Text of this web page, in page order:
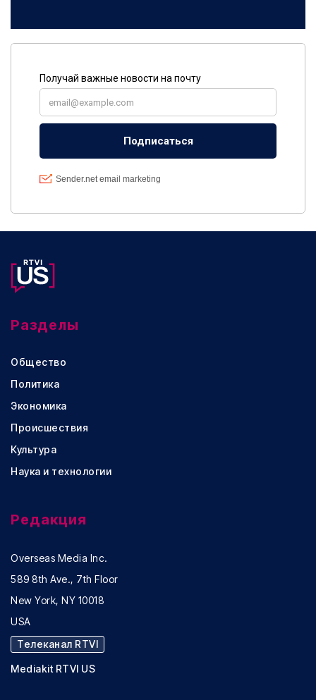
Разделы
Общество
Политика
Экономика
Происшествия
Культура
Наука и технологии
Редакция
Overseas Media Inc.
589 8th Ave., 7th Floor
New York, NY 10018
USA
Телеканал RTVI
Mediakit RTVI US